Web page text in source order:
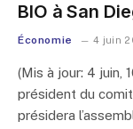
BIO à San
Économie 4 juin
(Mis à jour: 4 juin,
président du
présidera